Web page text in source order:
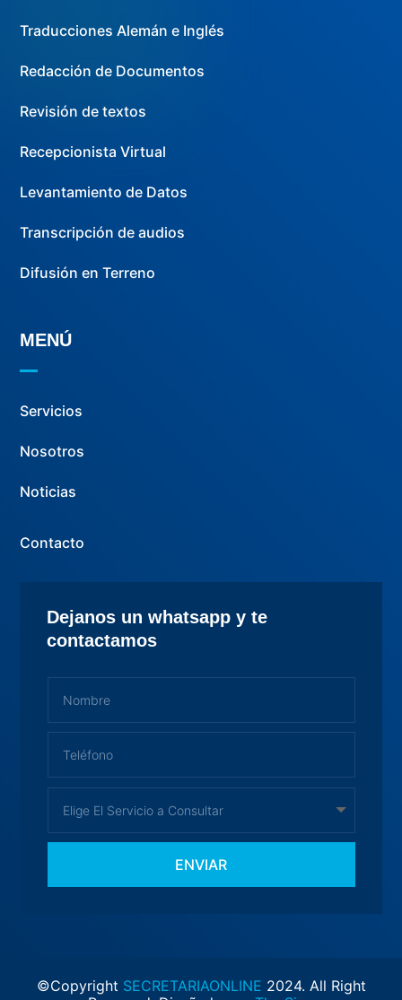
Traducciones Alemán e Inglés
Redacción de Documentos
Revisión de textos
Recepcionista Virtual
Levantamiento de Datos
Transcripción de audios
Difusión en Terreno
MENÚ
Servicios
Nosotros
Noticias
Contacto
Dejanos un whatsapp y te
contactamos
ENVIAR
©Copyright SECRETARIAONLINE 2024. All Right